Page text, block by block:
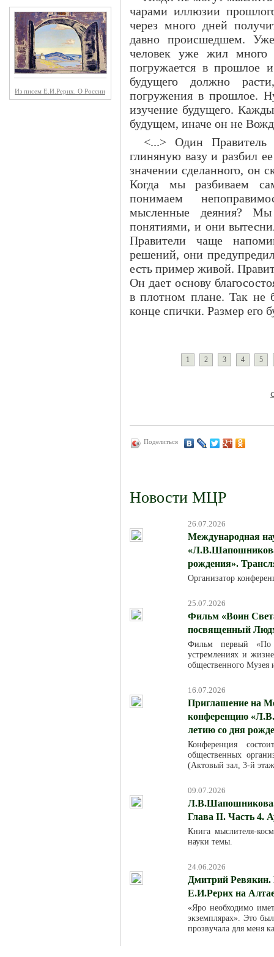
Из писем Е.И.Рерих. О России
чарами иллюзии
через много дней
давно происшедшем.
человек уже жил много
погружается в прошлое
будущего должно
погружения в прошлое.
изучение будущего.
будущем, иначе он не
<...> Один Правитель
глиняную вазу и разбил
значении сделанного, он
Когда мы разбиваем
понимаем
мысленные деяния?
понятиями, и они
Правители чаще
решений, они
есть пример живой.
Он дает основу
в плотном плане. Так не
конце спички. Размер его
1 2 3 4 5
Поделиться
Новости МЦР
26.07.2026
Международная
рождения».
Организатор
25.07.2026
Фильм «Воин
посвященный
Фильм первый «По
устремлениях и
общественного
16.07.2026
Приглашение на
конференцию
летию со дня
Конференция
общественных
(Актовый зал, 3-й
09.07.2026
Л.В.Шапошникова.
Глава II. Часть 4.
Книга мыслителя-
науки темы.
24.06.2026
Дмитрий Ревякин.
Е.И.Рерих на
«Яро необходимо
экземплярах». Это
прозвучала для меня